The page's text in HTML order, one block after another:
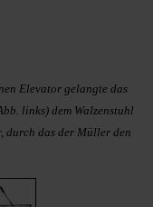
Elevator gelangte das
links) dem Walzenstuhl
durch das der Müller den